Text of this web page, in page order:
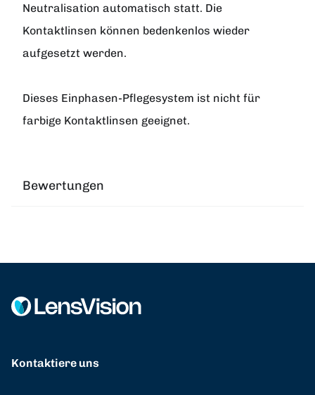
Neutralisation automatisch statt. Die
Kontaktlinsen können bedenkenlos wieder
aufgesetzt werden.
Dieses Einphasen-Pflegesystem ist nicht für
farbige Kontaktlinsen geeignet.
Bewertungen
Kontaktiere uns